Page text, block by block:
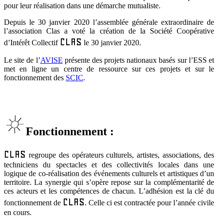
pour leur réalisation dans une démarche mutualiste.
Depuis le 30 janvier 2020 l’assemblée générale extraordinaire de
l’association Clas a voté la création de la Société Coopérative
d’Intérêt Collectif CLAS le 30 janvier 2020.
Le site de l’AVISE présente des projets nationaux basés sur l’ESS et
met en ligne un centre de ressource sur ces projets et sur le
fonctionnement des SCIC.
Fonctionnement :
CLAS regroupe des opérateurs culturels, artistes, associations, des
techniciens du spectacles et des collectivités locales dans une
logique de co-réalisation des événements culturels et artistiques d’un
territoire. La synergie qui s’opère repose sur la complémentarité de
ces acteurs et les compétences de chacun. L’adhésion est la clé du
fonctionnement de CLAS. Celle ci est contractée pour l’année civile
en cours.